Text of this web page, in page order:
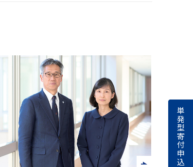
単発型寄付申込
イ
ン
タ
ー
ネ
ッ
ト
募
金